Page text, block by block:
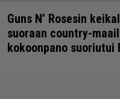
Guns N’ Rosesin
suoraan country-
kokoonpano suoriutui